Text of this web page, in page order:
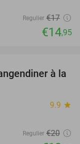
Regulier €17
€14,95
45%
à la
9.9 star
Regulier €20